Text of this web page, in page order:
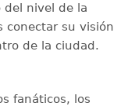
del nivel de la
conectar su visión
de la ciudad.
fanáticos, los